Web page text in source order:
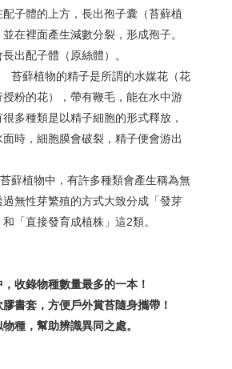
子體的上方，長出孢子囊（苔蘚植
在裡面產生減數分裂，形成孢子。
出配子體（原絲體）。
苔蘚植物的精子是所謂的水媒花（花
粉的花），帶有鞭毛，能在水中游
多種類是以精子細胞的形式釋放，
時，細胞膜會破裂，精子便會游出
蘚植物中，有許多種類會產生稱為無
無性芽繁殖的方式大致分成「發芽
「直接發育成植株」這2類。
收錄物種數量最多的一本！
書套，方便戶外賞苔隨身攜帶！
種，幫助辨識異同之處。